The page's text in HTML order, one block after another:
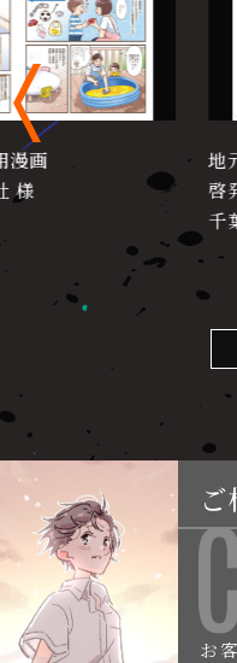
地元
啓発漫
千葉市
お